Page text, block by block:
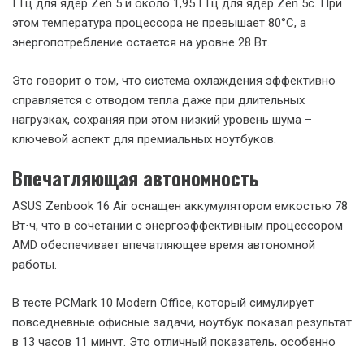
Инновационная система охлаждения
ASUS Zenbook 16 Air использует нестандартный подход к
здесь применяется комбинация двухслойного графитового
листа и сверхтонкой испарительной камеры. Это решение
позволяет эффективно отводить тепло, сохраняя при этом
минимальную толщину корпуса.
Система охлаждения дополнена двумя вентиляторами и
большим количеством вентиляционных отверстий,
включая 3522 отверстия на клавиатурной панели. Такой
подход обеспечивает эффективное охлаждение при
сохранении низкого уровня шума.
Температурные показатели
При стресс-тесте AIDA64 FPU в течение 30 минут процессор